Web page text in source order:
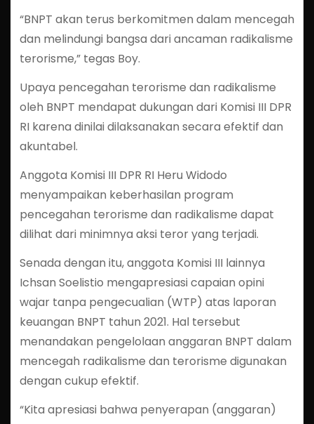
“BNPT akan terus berkomitmen dalam mencegah
dan melindungi bangsa dari ancaman radikalisme
terorisme,” tegas Boy.
Upaya pencegahan terorisme dan radikalisme
oleh BNPT mendapat dukungan dari Komisi III DPR
RI karena dinilai dilaksanakan secara efektif dan
akuntabel.
Anggota Komisi III DPR RI Heru Widodo
menyampaikan keberhasilan program
pencegahan terorisme dan radikalisme dapat
dilihat dari minimnya aksi teror yang terjadi.
Senada dengan itu, anggota Komisi III lainnya
Ichsan Soelistio mengapresiasi capaian opini
wajar tanpa pengecualian (WTP) atas laporan
keuangan BNPT tahun 2021. Hal tersebut
menandakan pengelolaan anggaran BNPT dalam
mencegah radikalisme dan terorisme digunakan
dengan cukup efektif.
“Kita apresiasi bahwa penyerapan (anggaran)